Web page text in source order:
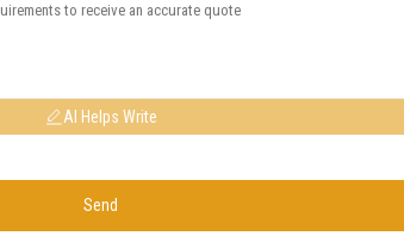
AI Helps Write
Send